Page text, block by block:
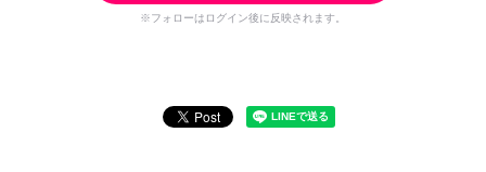
※フォローはログイン後に反映されます。